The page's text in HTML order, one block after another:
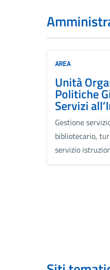
AREA
Unità
Politiche
Servizi
Gestione
bibliotecario,
servizio